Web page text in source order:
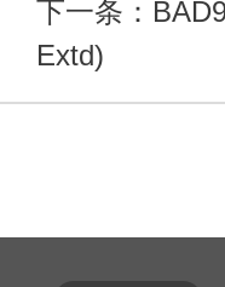
下一条：
Extd)